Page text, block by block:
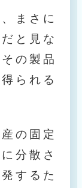
まさに
と見な
の製品
られる
の固定
分散さ
するた